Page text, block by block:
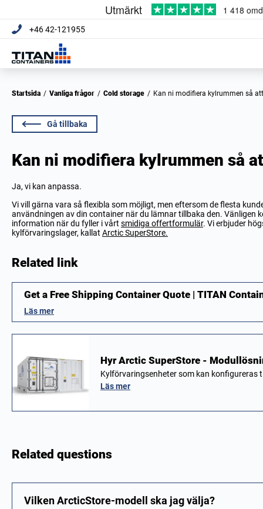
+46 42-121955
Startsida / Vanliga frågor / Cold storage / Kan ni modifiera kylrummen så
Gå tillbaka
Kan ni modifiera kylrummen så
Ja, vi kan anpassa.
Vi vill gärna vara så flexibla som möjligt, men eftersom de flesta
användningen av din container när du lämnar tillbaka den. Vänligen
information när du fyller i vårt smidiga offertformulär. Vi erbjuder
kylförvaringslager, kallat Arctic SuperStore.
Related link
Get a Free Shipping Container Quote | TITAN
Läs mer
Hyr Arctic SuperStore -
Kylförvaringsenheter som kan
Läs mer
Related questions
Vilken ArcticStore-modell ska jag välja?